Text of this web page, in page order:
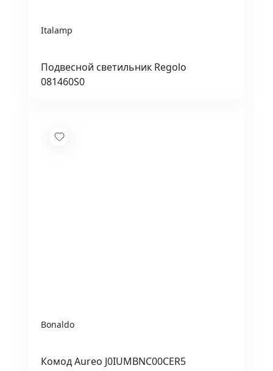
Italamp
Подвесной светильник Regolo
081460S0
Bonaldo
Комод Aureo J0IUMBNC00CER5